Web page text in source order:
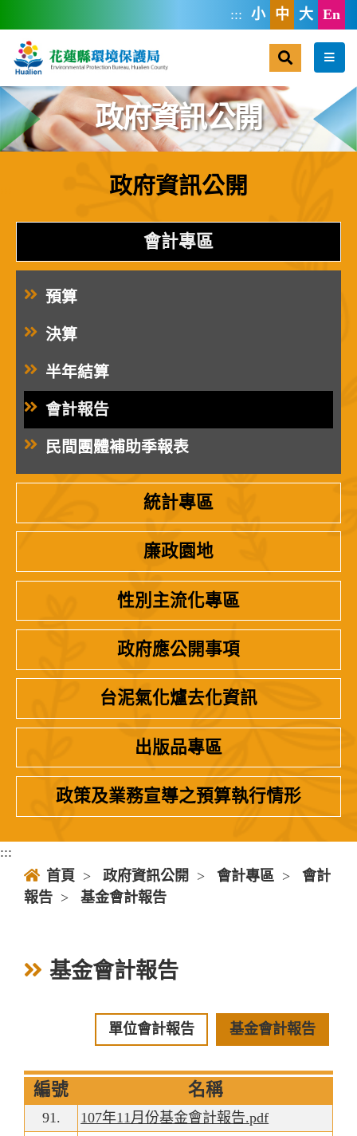
::: 小 中 大 En
選單
政府資訊公開
政府資訊公開
會計專區
預算
決算
半年結算
會計報告
民間團體補助季報表
統計專區
廉政園地
性別主流化專區
政府應公開事項
台泥氣化爐去化資訊
出版品專區
政策及業務宣導之預算執行情形
:::
首頁 > 政府資訊公開 > 會計專區 >
會計
報告 > 基金會計報告
基金會計報告
單位會計報告 基金會計報告
編號 名稱
91.
107年11月份基金會計報告.pdf